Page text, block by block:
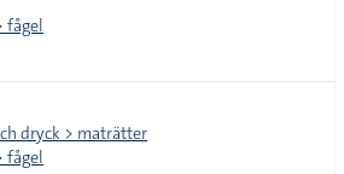
fågel
dryck > maträtter
fågel